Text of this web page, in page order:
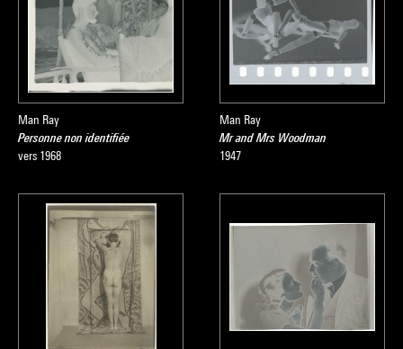
Man Ray
Personne non identifiée
vers 1968
Man Ray
Mr and Mrs Woodman
1947